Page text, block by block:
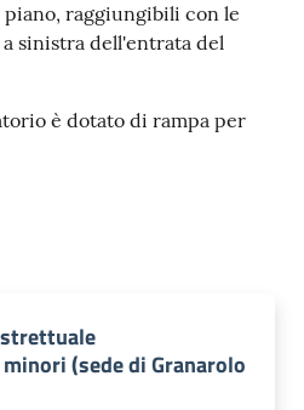
piano, raggiungibili con le
sinistra dell'entrata del
è dotato di rampa per
(sede di Granarolo